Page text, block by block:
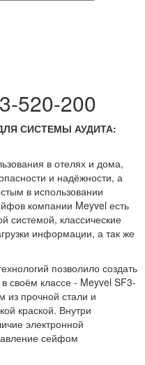
520-200
СИСТЕМЫ АУДИТА:
в отелях и дома,
и надёжности, а
в использовании
компании Meyvel есть
системой, классические
информации, а так же
позволило создать
своём классе - Meyvel SF3-
из прочной стали и
краской. Внутри
электронной
сейфом